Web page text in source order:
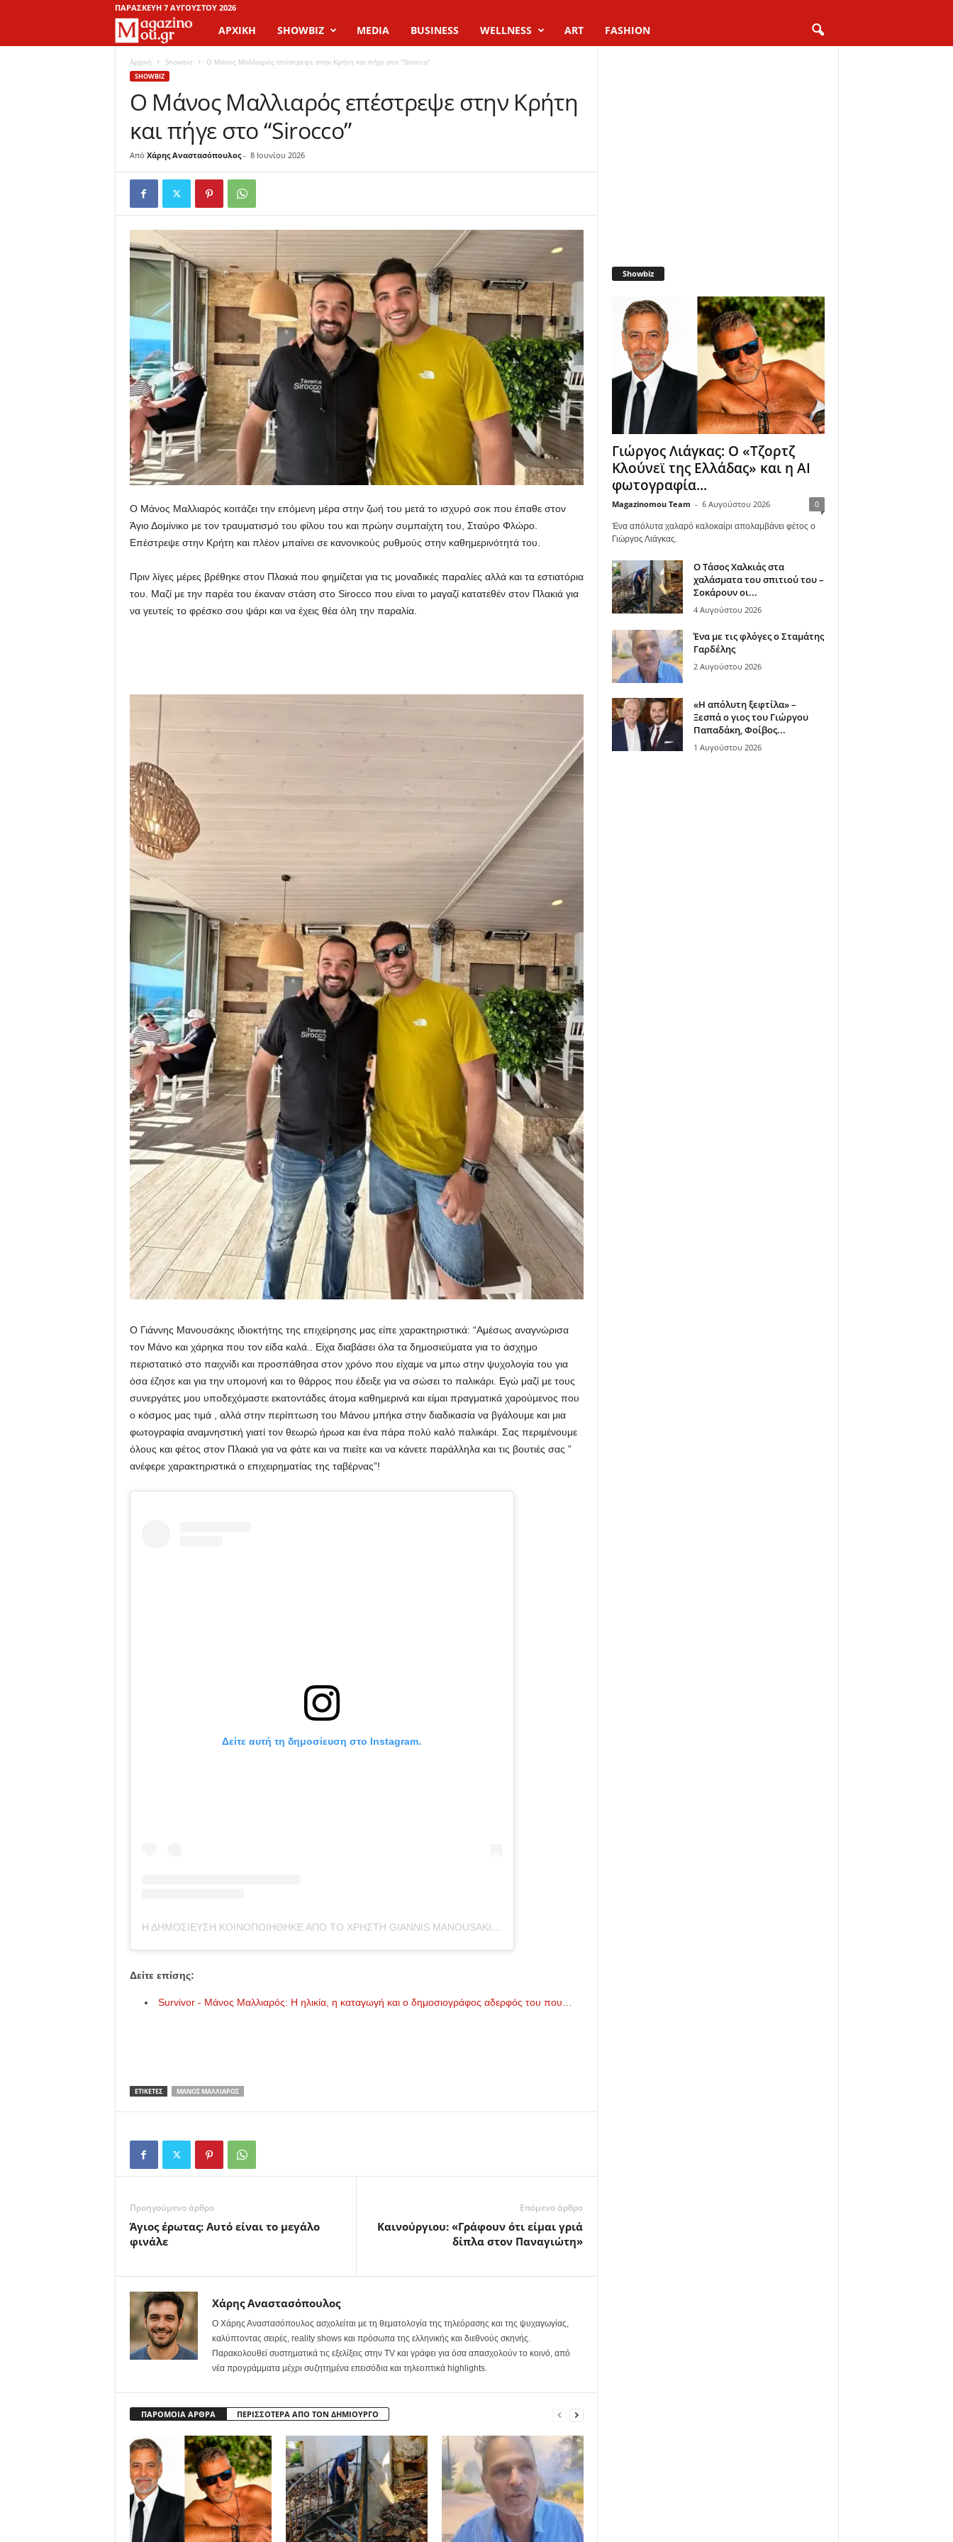
ΠΑΡΑΣΚΕΥΉ 7 ΑΥΓΟΎΣΤΟΥ 2026
a
z
n
M
o
u
ΑΡΧΙΚΉ SHOWBIZ MEDIA BUSINESS WELLNESS ART FASHION
Αρχική Showbiz Ο Μάνος Μαλλιαρός επέστρεψε στην Κρήτη και πήγε στο “Sirocco”
SHOWBIZ
Ο Μάνος Μαλλιαρός επέστρεψε στην Κρήτη
και πήγε στο “Sirocco”
Από Χάρης Αναστασόπουλος- 8 Ιουνίου 2026
Ο Μάνος Μαλλιαρός κοιτάζει την επόμενη μέρα στην ζωή του μετά το ισχυρό σοκ που έπαθε στον
Άγιο Δομίνικο με τον τραυματισμό του φίλου του και πρώην συμπαίχτη του, Σταύρο Φλώρο.
Επέστρεψε στην Κρήτη και πλέον μπαίνει σε κανονικούς ρυθμούς στην καθημερινότητά του.
Πριν λίγες μέρες βρέθηκε στον Πλακιά που φημίζεται για τις μοναδικές παραλίες αλλά και τα εστιατόρια
του. Μαζί με την παρέα του έκαναν στάση στο Sirocco που είναι το μαγαζί κατατεθέν στον Πλακιά για
να γευτείς το φρέσκο σου ψάρι και να έχεις θέα όλη την παραλία.
Ο Γιάννης Μανουσάκης ιδιοκτήτης της επιχείρησης μας είπε χαρακτηριστικά: “Αμέσως αναγνώρισα
τον Μάνο και χάρηκα που τον είδα καλά.. Είχα διαβάσει όλα τα δημοσιεύματα για το άσχημο
περιστατικό στο παιχνίδι και προσπάθησα στον χρόνο που είχαμε να μπω στην ψυχολογία του για
όσα έζησε και για την υπομονή και το θάρρος που έδειξε για να σώσει το παλικάρι. Εγώ μαζί με τους
συνεργάτες μου υποδεχόμαστε εκατοντάδες άτομα καθημερινά και είμαι πραγματικά χαρούμενος που
ο κόσμος μας τιμά , αλλά στην περίπτωση του Μάνου μπήκα στην διαδικασία να βγάλουμε και μια
φωτογραφία αναμνηστική γιατί τον θεωρώ ήρωα και ένα πάρα πολύ καλό παλικάρι. Σας περιμένουμε
όλους και φέτος στον Πλακιά για να φάτε και να πιείτε και να κάνετε παράλληλα και τις βουτιές σας ”
ανέφερε χαρακτηριστικά ο επιχειρηματίας της ταβέρνας”!
Δείτε αυτή τη δημοσίευση στο Instagram.
Η ΔΗΜΟΣΊΕΥΣΗ ΚΟΙΝΟΠΟΙΉΘΗΚΕ ΑΠΌ ΤΟ ΧΡΉΣΤΗ GIANNIS MANOUSAKIS (@SIROCCO_PLAKIAS)
Δείτε επίσης:
Survivor - Μάνος Μαλλιαρός: Η ηλικία, η καταγωγή και ο δημοσιογράφος αδερφός του που…
ΕΤΙΚΕΤΕΣ ΜΆΝΟΣ ΜΑΛΛΙΑΡΌΣ
Προηγούμενο άρθρο
Άγιος έρωτας: Αυτό είναι το μεγάλο
φινάλε
Επόμενο άρθρο
Καινούργιου: «Γράφουν ότι είμαι γριά
δίπλα στον Παναγιώτη»
Χάρης Αναστασόπουλος
Ο Χάρης Αναστασόπουλος ασχολείται με τη θεματολογία της τηλεόρασης και της ψυχαγωγίας,
καλύπτοντας σειρές, reality shows και πρόσωπα της ελληνικής και διεθνούς σκηνής.
Παρακολουθεί συστηματικά τις εξελίξεις στην TV και γράφει για όσα απασχολούν το κοινό, από
νέα προγράμματα μέχρι συζητημένα επεισόδια και τηλεοπτικά highlights.
ΠΑΡΟΜΟΙΑ ΑΡΘΡΑ ΠΕΡΙΣΣΟΤΕΡΑ ΑΠΟ ΤΟΝ ΔΗΜΙΟΥΡΓΟ
Showbiz
Γιώργος Λιάγκας: Ο «Τζορτζ
Κλούνεϊ της Ελλάδας» και η AI
φωτογραφία...
Magazinomou Team - 6 Αυγούστου 2026 0
Ένα απόλυτα χαλαρό καλοκαίρι απολαμβάνει φέτος ο
Γιώργος Λιάγκας.
Ο Τάσος Χαλκιάς στα
χαλάσματα του σπιτιού του –
Σοκάρουν οι...
4 Αυγούστου 2026
Ένα με τις φλόγες ο Σταμάτης
Γαρδέλης
2 Αυγούστου 2026
«Η απόλυτη ξεφτίλα» –
Ξεσπά ο γιος του Γιώργου
Παπαδάκη, Φοίβος...
1 Αυγούστου 2026